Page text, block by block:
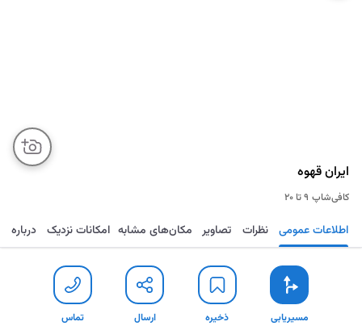
ایران قهوه
کافی‌شاپ ۹ تا ۲۰
مسیریابی ذخیره ارسال تماس اطلاعات عمومی نظرات تصاویر مکان‌های مشابه امکانات نزدیک درباره
مسیریابی ذخیره ارسال تماس